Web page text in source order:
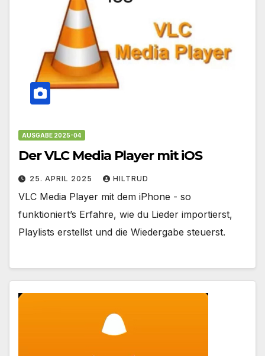
AUSGABE 2025-04
Der VLC Media Player mit iOS
25. APRIL 2025 HILTRUD
VLC Media Player mit dem iPhone - so
funktioniert’s Erfahre, wie du Lieder importierst,
Playlists erstellst und die Wiedergabe steuerst.